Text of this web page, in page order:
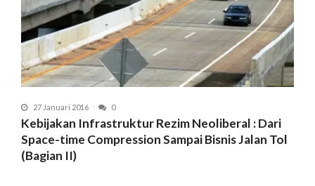
27 Januari 2016 0
Kebijakan Infrastruktur Rezim Neoliberal : Dari
Space-time Compression Sampai Bisnis Jalan Tol
(Bagian II)